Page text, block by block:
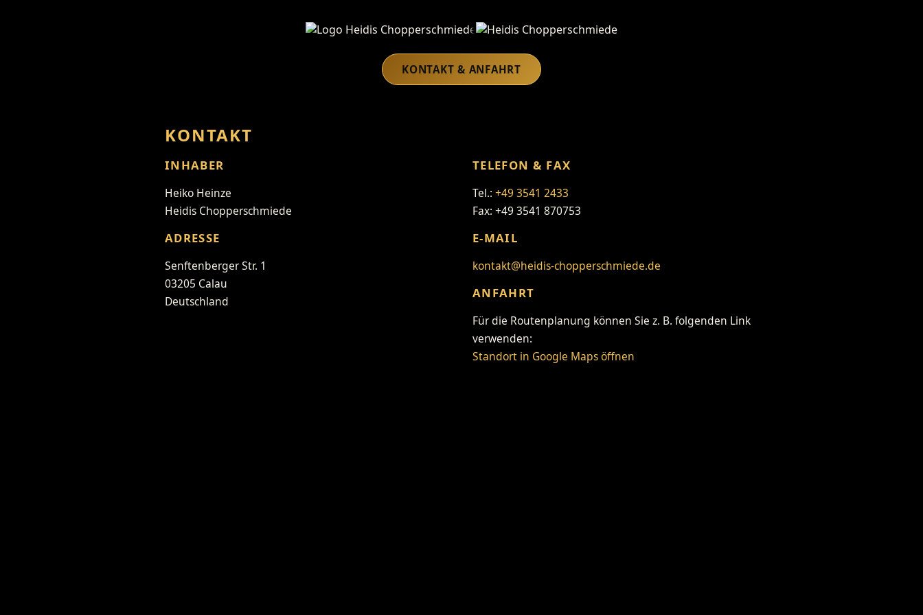
Heidis Chopperschmiede
KONTAKT & ANFAHRT
KONTAKT
INHABER
Heiko Heinze
Heidis Chopperschmiede
ADRESSE
Senftenberger Str. 1
03205 Calau
Deutschland
TELEFON & FAX
Tel.: +49 3541 2433
Fax: +49 3541 870753
E-MAIL
kontakt@heidis-chopperschmiede.de
ANFAHRT
Für die Routenplanung können Sie z. B. folgenden Link
verwenden:
Standort in Google Maps öffnen